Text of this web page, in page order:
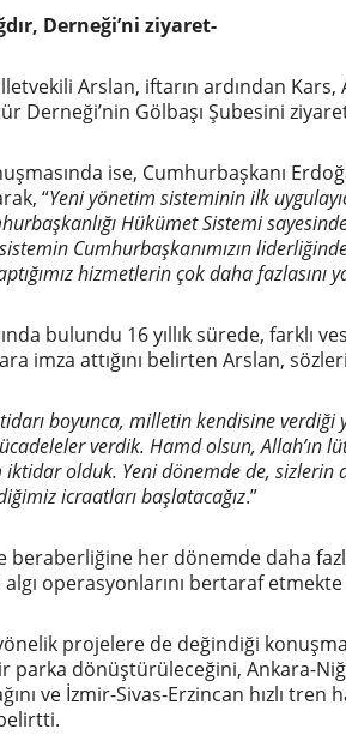
Derneği’ni ziyaret-
Arslan, iftarın ardından
Derneği’nin Gölbaşı Şubesini
ise, Cumhurbaşkanı
“Yeni yönetim sisteminin ilk
Hükümet Sistemi
Cumhurbaşkanımızın
hizmetlerin çok daha fazlasını
bulundu 16 yıllık sürede, farklı
imza attığını belirten Arslan,
boyunca, milletin kendisine
verdik. Hamd olsun, Allah’ın
olduk. Yeni dönemde de, sizlerin
icraatları başlatacağız.”
beraberliğine her dönemde daha
operasyonlarını bertaraf
projelere de değindiği
parka dönüştürüleceğini, Ankara-
ve İzmir-Sivas-Erzincan hızlı tren